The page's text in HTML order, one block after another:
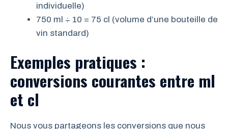
individuelle)
750 ml ÷ 10 = 75 cl (volume d’une bouteille de
vin standard)
Exemples pratiques :
conversions courantes entre ml
et cl
Nous vous partageons les conversions que nous